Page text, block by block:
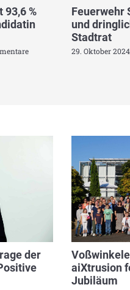
93,6 %
Feuerwehr
und
Stadtrat
29. Oktober 2024
der
aiXtrusion
Jubiläum